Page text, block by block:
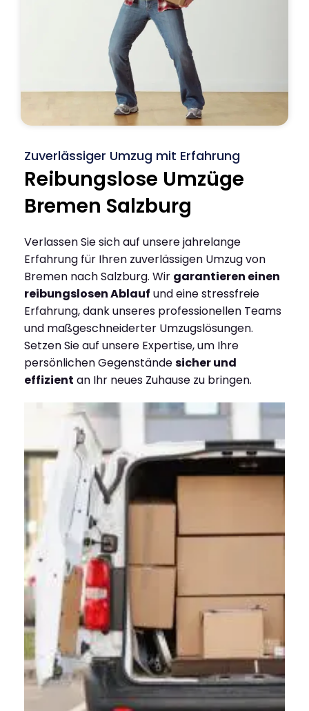
Zuverlässiger Umzug mit Erfahrung
Reibungslose Umzüge
Bremen Salzburg
Verlassen Sie sich auf unsere jahrelange
Erfahrung für Ihren zuverlässigen Umzug von
Bremen nach Salzburg. Wir garantieren einen
reibungslosen Ablauf und eine stressfreie
Erfahrung, dank unseres professionellen Teams
und maßgeschneiderter Umzugslösungen.
Setzen Sie auf unsere Expertise, um Ihre
persönlichen Gegenständesicher und
effizient an Ihr neues Zuhause zu bringen.